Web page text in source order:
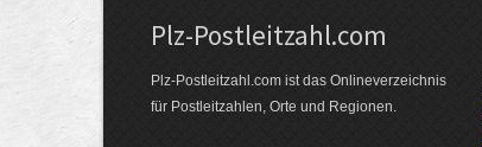
Plz-Postleitzahl.com
Plz-Postleitzahl.com ist das Onlineverzeichnis
für Postleitzahlen, Orte und Regionen.